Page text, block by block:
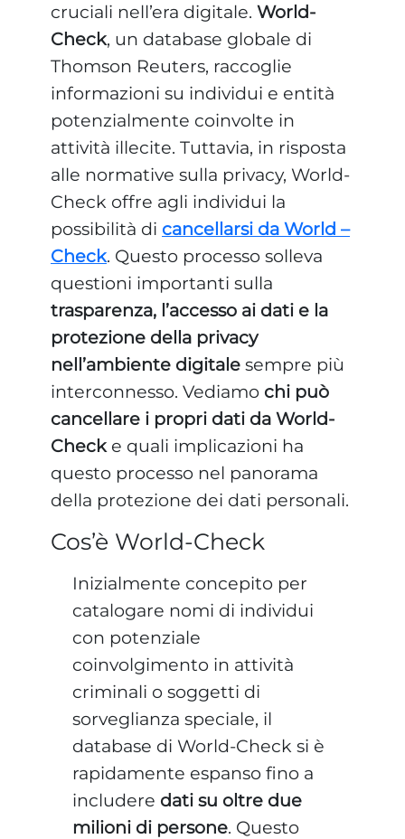
cruciali nell’era digitale. World-
Check, un database globale di
Thomson Reuters, raccoglie
informazioni su individui e entità
potenzialmente coinvolte in
attività illecite. Tuttavia, in risposta
alle normative sulla privacy, World-
Check offre agli individui la
possibilità di cancellarsi da World –
Check. Questo processo solleva
questioni importanti sulla
trasparenza, l’accesso ai dati e la
protezione della privacy
nell’ambiente digitale sempre più
interconnesso. Vediamo chi può
cancellare i propri dati da World-
Check e quali implicazioni ha
questo processo nel panorama
della protezione dei dati personali.
Cos’è World-Check
Inizialmente concepito per
catalogare nomi di individui
con potenziale
coinvolgimento in attività
criminali o soggetti di
sorveglianza speciale, il
database di World-Check si è
rapidamente espanso fino a
includere dati su oltre due
milioni di persone. Questo